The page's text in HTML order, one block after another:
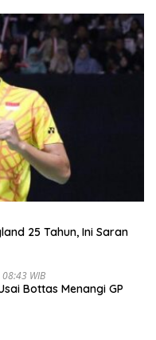
25 Tahun, Ini Saran
WIB
Bottas Menangi GP